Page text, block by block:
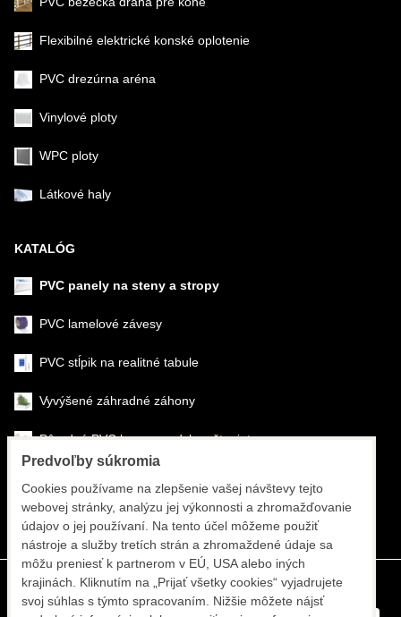
Flexibilné elektrické konské oplotenie
PVC drezúrna aréna
Vinylové ploty
WPC ploty
Látkové haly
KATALÓG
PVC panely na steny a stropy
PVC lamelové závesy
PVC stĺpik na realitné tabule
Vyvýšené záhradné záhony
Pôrodné PVC boxy na odchov šteniat
Športové systémy
Predvoľby súkromia
Cookies používame na zlepšenie vašej návštevy tejto
webovej stránky, analýzu jej výkonnosti a zhromažďovanie
údajov o jej používaní. Na tento účel môžeme použiť
nástroje a služby tretích strán a zhromaždené údaje sa
môžu preniesť k partnerom v EÚ, USA alebo iných
krajinách. Kliknutím na „Prijať všetky cookies“ vyjadrujete
svoj súhlas s týmto spracovaním. Nižšie môžete nájsť